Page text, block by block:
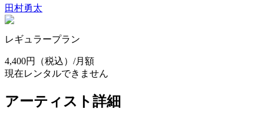
田村勇太
レギュラープラン
4,400円
（税込）/月額
現在レンタルできません
アーティスト詳細